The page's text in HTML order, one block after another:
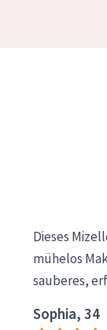
Dieses
mühelos
sauberes,
Sophia, 34